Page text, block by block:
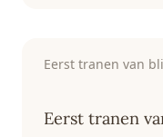
Eerst tranen van
Eerst tranen